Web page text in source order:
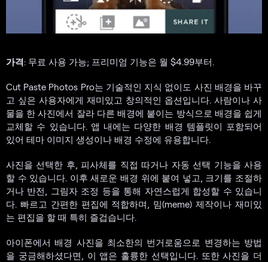
가격: 무료 사용 가능; 프리미엄 기능은 월 $4.99부터.
Cut Paste Photos Pro는 기술적인 지식 없이도 사진 배경을 바꾸
고 싶은 사용자에게 재미있고 창의적인 옵션입니다. 사람이나 사
물을 한 사진에서 잘라 다른 배경에 붙이는 방식으로 배경을 쉽게
교체할 수 있습니다. 앱 내에는 다양한 배경 템플릿이 포함되어
있어 테마 이미지 생성이나 배경 수정에 유용합니다.
사진을 선택한 후, 피사체를 직접 따거나 자동 선택 기능을 사용
할 수 있습니다. 이후 새로운 배경 위에 붙여 넣고, 크기를 조절하
거나 반전, 그림자 조정 등을 통해 자연스럽게 합성할 수 있습니
다. 빠르고 간편한 편집에 적합하며, 밈(meme) 제작이나 재미있
는 편집을 할 때 특히 즐겁습니다.
아이폰에서 배경 사진을 최소한의 번거로움으로 변경하는 방법
을 궁금해하셨다면, 이 앱은 훌륭한 선택입니다. 또한 사진을 더